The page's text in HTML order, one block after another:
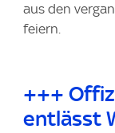
aus den
feiern.
+++
entlässt